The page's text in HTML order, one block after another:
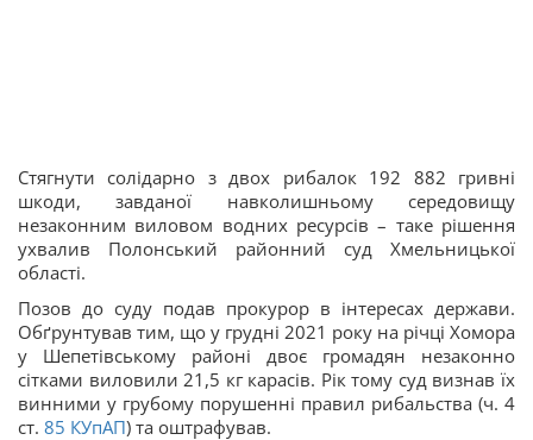
Стягнути солідарно з двох рибалок 192 882 гривні
шкоди, завданої навколишньому середовищу
незаконним виловом водних ресурсів – таке рішення
ухвалив Полонський районний суд Хмельницької
області.
Позов до суду подав прокурор в інтересах держави.
Обґрунтував тим, що у грудні 2021 року на річці Хомора
у Шепетівському районі двоє громадян незаконно
сітками виловили 21,5 кг карасів. Рік тому суд визнав їх
винними у грубому порушенні правил рибальства (ч. 4
ст. 85 КУпАП) та оштрафував.